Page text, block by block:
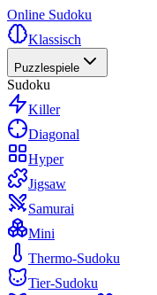
Online Sudoku
Klassisch
Puzzlespiele
Sudoku
Killer
Diagonal
Hyper
Jigsaw
Samurai
Mini
Thermo-Sudoku
Tier-Sudoku